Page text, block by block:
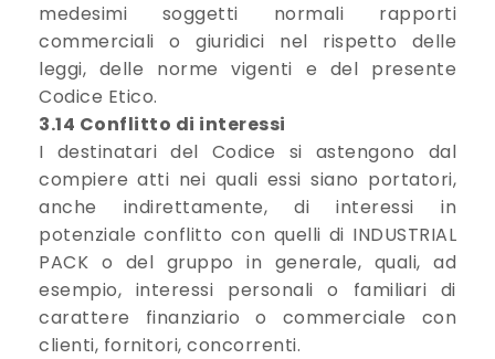
medesimi soggetti normali rapporti
commerciali o giuridici nel rispetto delle
leggi, delle norme vigenti e del presente
Codice Etico.
3.14 Conflitto di interessi
I destinatari del Codice si astengono dal
compiere atti nei quali essi siano portatori,
anche indirettamente, di interessi in
potenziale conflitto con quelli di INDUSTRIAL
PACK o del gruppo in generale, quali, ad
esempio, interessi personali o familiari di
carattere finanziario o commerciale con
clienti, fornitori, concorrenti.